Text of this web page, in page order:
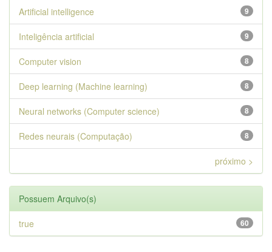
9
Artificial intelligence
9
Inteligência artificial
8
Computer vision
8
Deep learning (Machine learning)
8
Neural networks (Computer science)
8
Redes neurais (Computação)
próximo >
Possuem Arquivo(s)
60
true